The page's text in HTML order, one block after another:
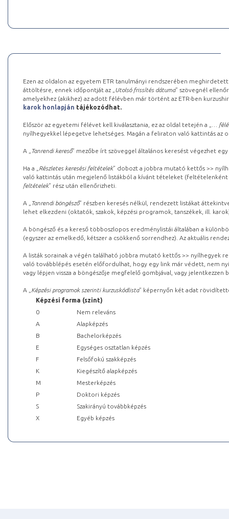
Ezen az oldalon az egyetem ETR tanulmányi rendszerében
áttöltésre, ennek időpontját az „ Utolsó frissítés dátuma” szövegnél
amelyekhez (akikhez) az adott félévben már történt az ETR-ben
karok honlapján tájékozódhat.
Először az egyetemi félévet kell kiválasztania, ez az oldal tetején a „
…
nyílhegyekkel lépegetve lehetséges. Magán a feliraton való kattintás az
A „ Tanrendi kereső” mezőbe írt szöveggel általános keresést végezhet
Ha a „ Részletes keresési feltételek” dobozt a jobbra mutató kettős >>
való kattintás után megjelenő listákból a kívánt tételeket (feltételenként
feltételek” rész után ellenőrizheti.
A „ Tanrendi böngésző” részben keresés nélkül, rendezett listákat
lehet elkezdeni (oktatók, szakok, képzési programok, tanszékek, ill.
A böngésző és a kereső többoszlopos eredménylistái általában a
(egyszer az emelkedő, kétszer a csökkenő sorrendhez). Az aktuális
A listák sorainak a végén található jobbra mutató kettős >> nyílhegyek
való továbblépés esetén előfordulhat, hogy egy link már védett, nem
vagy lépjen vissza a böngészője megfelelő gombjával, vagy
A „ Képzési programok szerinti kurzuskódlista” képernyőn két adat
Képzési forma (szint)
0
Nem releváns
A
Alapképzés
B
Bachelorképzés
E
Egységes osztatlan képzés
F
Felsőfokú szakképzés
K
Kiegészítő alapképzés
M
Mesterképzés
P
Doktori képzés
S
Szakirányú továbbképzés
X
Egyéb képzés